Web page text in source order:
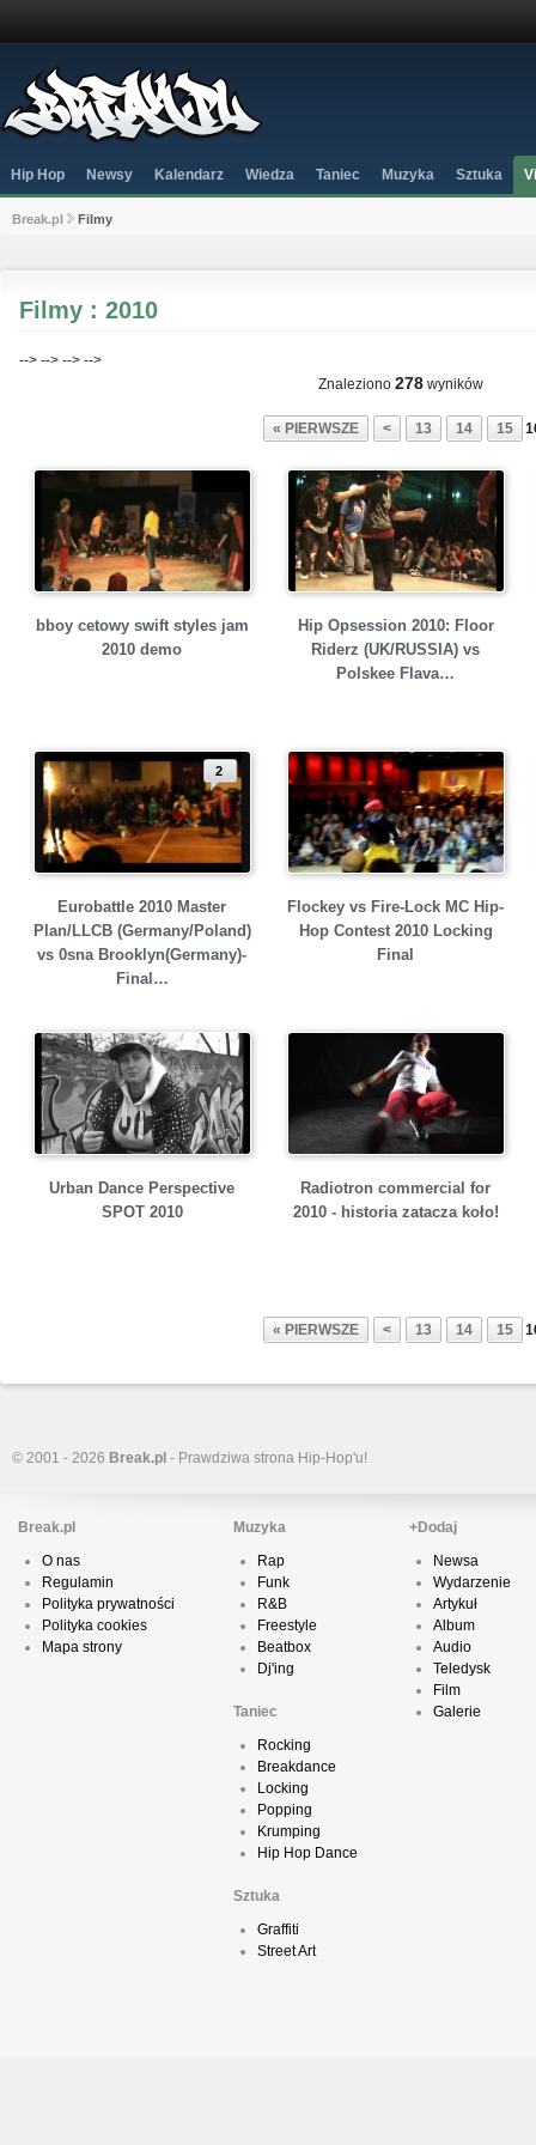
Hip Hop Newsy Kalendarz Wiedza Taniec Muzyka Sztuka
Break.pl Filmy
Filmy : 2010
--> --> --> -->
Znaleziono 278 wyników
« PIERWSZE < 13 14 15
bboy cetowy swift styles jam
2010 demo
Hip Opsession 2010: Floor
Riderz (UK/RUSSIA) vs
Polskee Flava…
2
Eurobattle 2010 Master
Plan/LLCB (Germany/Poland)
vs 0sna Brooklyn(Germany)-
Final…
Flockey vs Fire-Lock MC Hip-
Hop Contest 2010 Locking
Final
Urban Dance Perspective
SPOT 2010
Radiotron commercial for
2010 - historia zatacza koło!
« PIERWSZE < 13 14 15
© 2001 - 2026 Break.pl - Prawdziwa strona Hip-Hop'u!
Break.pl
O nas
Regulamin
Polityka prywatności
Polityka cookies
Mapa strony
Muzyka
Rap
Funk
R&B
Freestyle
Beatbox
Dj'ing
Taniec
Rocking
Breakdance
Locking
Popping
Krumping
Hip Hop Dance
Sztuka
Graffiti
Street Art
+Dodaj
Newsa
Wydarzenie
Artykuł
Album
Audio
Teledysk
Film
Galerie